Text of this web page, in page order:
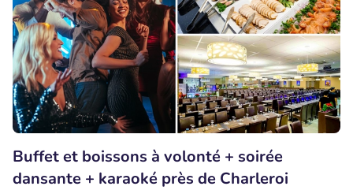
Buffet et boissons à volonté + soirée
dansante + karaoké près de Charleroi